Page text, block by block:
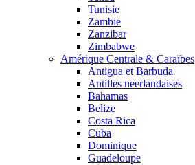
Tunisie
Zambie
Zanzibar
Zimbabwe
Amérique Centrale & Caraïbes
Antigua et Barbuda
Antilles neerlandaises
Bahamas
Belize
Costa Rica
Cuba
Dominique
Guadeloupe